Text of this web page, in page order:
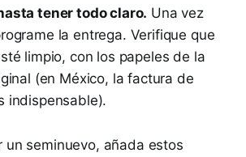
tener todo claro. Una vez
la entrega. Verifique que
limpio, con los papeles de la
(en México, la factura de
indispensable).
un seminuevo, añada estos